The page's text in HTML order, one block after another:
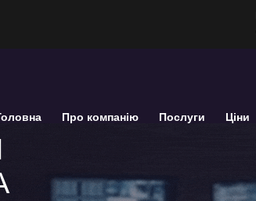
Про компанію Послуги Ціни